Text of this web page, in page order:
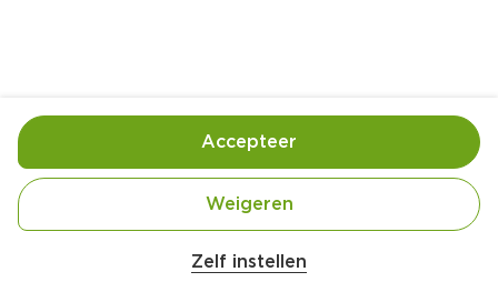
Handige informatie over dit product
Zelf instellen
Weigeren
Accepteer